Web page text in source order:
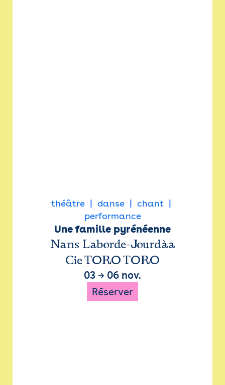
théâtre danse
chant
performance
Une famille pyrénéenne
Nans Laborde-Jourdàa
Cie TORO TORO
03 → 06 nov.
Réserver